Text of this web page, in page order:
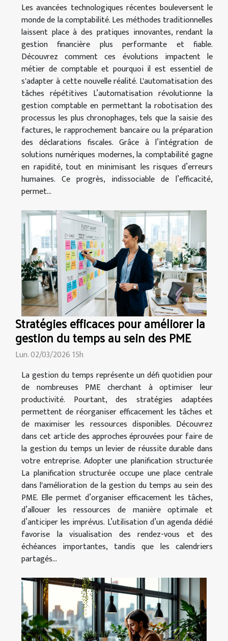
Les avancées technologiques récentes bouleversent le
monde de la comptabilité. Les méthodes traditionnelles
laissent place à des pratiques innovantes, rendant la
gestion financière plus performante et fiable.
Découvrez comment ces évolutions impactent le
métier de comptable et pourquoi il est essentiel de
s'adapter à cette nouvelle réalité. L'automatisation des
tâches répétitives L’automatisation révolutionne la
gestion comptable en permettant la robotisation des
processus les plus chronophages, tels que la saisie des
factures, le rapprochement bancaire ou la préparation
des déclarations fiscales. Grâce à l’intégration de
solutions numériques modernes, la comptabilité gagne
en rapidité, tout en minimisant les risques d’erreurs
humaines. Ce progrès, indissociable de l’efficacité,
permet...
Stratégies efficaces pour améliorer la
gestion du temps au sein des PME
Lun. 02/03/2026 15h
La gestion du temps représente un défi quotidien pour
de nombreuses PME cherchant à optimiser leur
productivité. Pourtant, des stratégies adaptées
permettent de réorganiser efficacement les tâches et
de maximiser les ressources disponibles. Découvrez
dans cet article des approches éprouvées pour faire de
la gestion du temps un levier de réussite durable dans
votre entreprise. Adopter une planification structurée
La planification structurée occupe une place centrale
dans l'amélioration de la gestion du temps au sein des
PME. Elle permet d’organiser efficacement les tâches,
d’allouer les ressources de manière optimale et
d’anticiper les imprévus. L’utilisation d’un agenda dédié
favorise la visualisation des rendez-vous et des
échéances importantes, tandis que les calendriers
partagés...